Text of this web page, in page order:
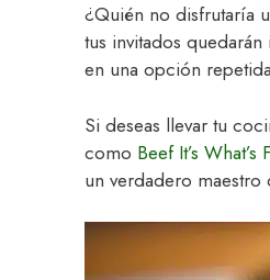
¿Quién no disfrutaría
tus invitados
en una opción
Si deseas llevar tu
como Beef It’s
un verdadero maestro